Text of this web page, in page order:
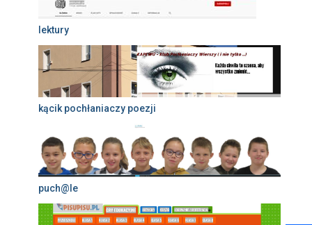
lektury
kącik pochłaniaczy poezji
puch@le